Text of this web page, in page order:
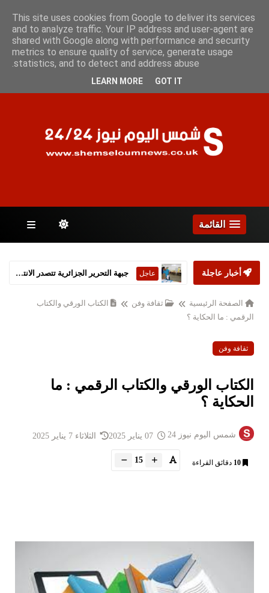
الجمعة 7 أغسطس 2026
الصفحات
القائمة
أخبار عاجلة عاجل جبهة التحرير الجزائرية تتصدر الانتخابات التشريعية
الصفحة الرئيسية ثقافة وفن
الكتاب الورقي والكتاب
الرقمي : ما الحكاية ؟
ثقافة وفن
الكتاب الورقي والكتاب الرقمي : ما
الحكاية ؟
شمس اليوم نيوز 24 الثلاثاء 7 يناير 2025
10 دقائق القراءة 15
This site uses cookies from Google to deliver its services
and to analyze traffic. Your IP address and user-agent are
shared with Google along with performance and security
metrics to ensure quality of service, generate usage
statistics, and to detect and address abuse.
LEARN MORE GOT IT